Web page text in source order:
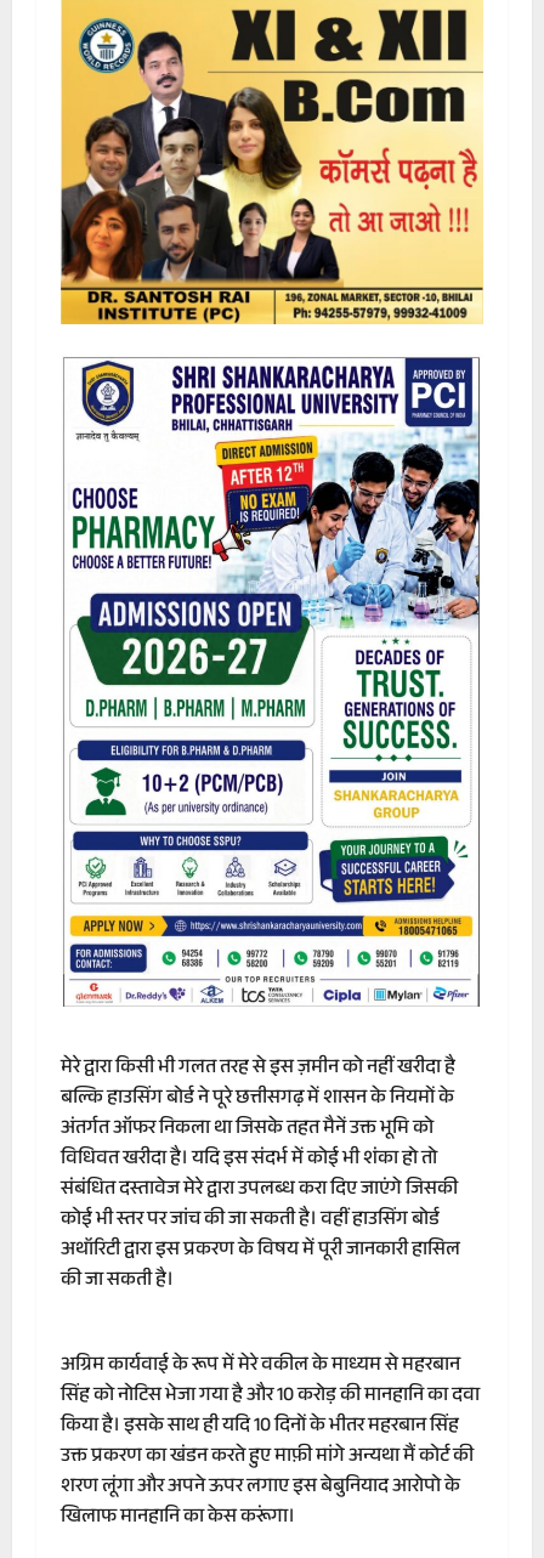
मेरे द्वारा किसी भी गलत तरह से इस ज़मीन को नहीं खरीदा है
बल्कि हाउसिंग बोर्ड ने पूरे छत्तीसगढ़ में शासन के नियमों के
अंतर्गत ऑफर निकला था जिसके तहत मैनें उक्त भूमि को
विधिवत खरीदा है। यदि इस संदर्भ में कोई भी शंका हो तो
संबंधित दस्तावेज मेरे द्वारा उपलब्ध करा दिए जाएंगे जिसकी
कोई भी स्तर पर जांच की जा सकती है। वहीं हाउसिंग बोर्ड
अथॉरिटी द्वारा इस प्रकरण के विषय में पूरी जानकारी हासिल
की जा सकती है।
अग्रिम कार्यवाई के रूप में मेरे वकील के माध्यम से महरबान
सिंह को नोटिस भेजा गया है और 10 करोड़ की मानहानि का दवा
किया है। इसके साथ ही यदि 10 दिनों के भीतर महरबान सिंह
उक्त प्रकरण का खंडन करते हुए माफ़ी मांगे अन्यथा मैं कोर्ट की
शरण लूंगा और अपने ऊपर लगाए इस बेबुनियाद आरोपो के
खिलाफ मानहानि का केस करूंगा।